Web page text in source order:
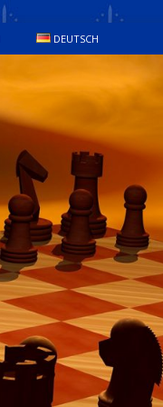
DEUTSCH